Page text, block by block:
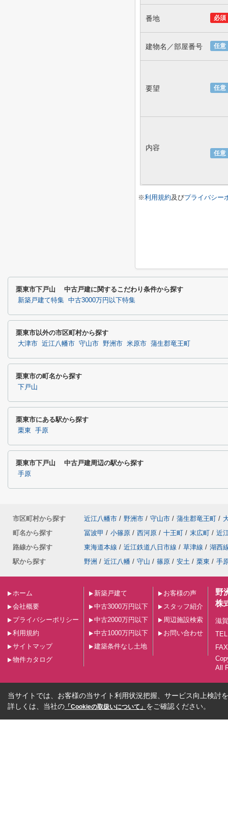
必須
番地
任意
建物名／部屋番号
任意
要望
任意
内容
※利用規約及びプライバシー
栗東市下戸山 中古戸建に関するこだわり条件から探す
新築戸建て特集 中古3000万円以下特集
栗東市以外の市区町村から探す
大津市 近江八幡市 守山市 野洲市 米原市 蒲生郡竜王町
栗東市の町名から探す
下戸山
栗東市にある駅から探す
栗東 手原
栗東市下戸山 中古戸建周辺の駅から探す
手原
市区町村から探す 近江八幡市 / 野洲市 / 守山市 / 蒲生郡竜王町 /
町名から探す
冨波甲 / 小篠原 / 西河原 / 十王町 / 末広町 / 近
路線から探す
東海道本線 / 近江鉄道八日市線 / 草津線 / 湖西
駅から探す
野洲 / 近江八幡 / 守山 / 篠原 / 安土 / 栗東 / 手
ホーム
会社概要
プライバシーポリシー
利用規約
サイトマップ
物件カタログ
新築戸建て
中古3000万円以下
中古2000万円以下
中古1000万円以下
建築条件なし土地
お客様の声
スタッフ紹介
周辺施設検索
お問い合わせ
野
株
滋
All
当サイトでは、お客様の当サイト利用状況把握、サービス向上検討
詳しくは、当社の 「Cookieの取扱いについて」 をご確認ください。